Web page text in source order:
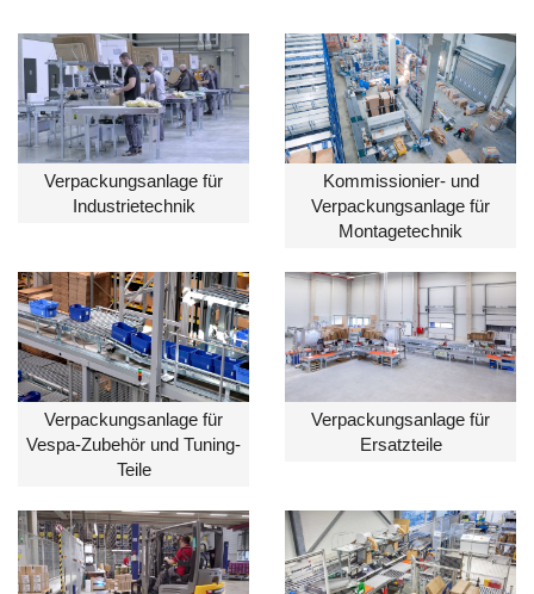
Verpackungsanlage für
Industrietechnik
Kommissionier- und
Verpackungsanlage für
Montagetechnik
Verpackungsanlage für
Vespa-Zubehör und Tuning-
Teile
Verpackungsanlage für
Ersatzteile